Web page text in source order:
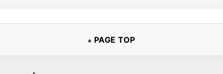
PAGE TOP